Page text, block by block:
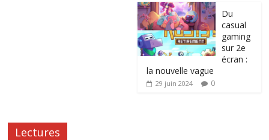
Du
casual
gaming
sur 2e
écran :
la nouvelle vague
29 juin 2024 0
Lectures